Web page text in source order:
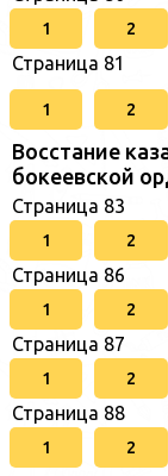
1 2
Страница 81
1 2
Восстание
бокеевской
Страница 83
1 2
Страница 86
1 2
Страница 87
1 2
Страница 88
1 2